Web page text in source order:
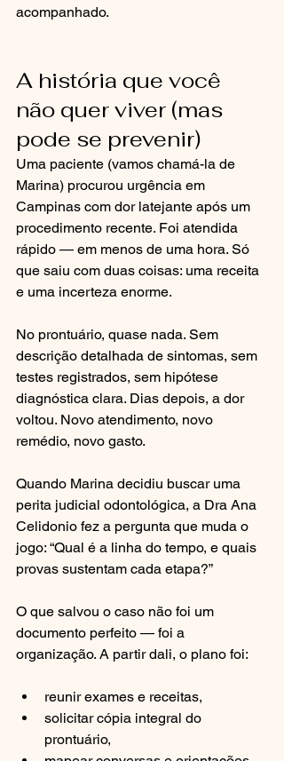
acompanhado.
A história que você
não quer viver (mas
pode se prevenir)
Uma paciente (vamos chamá-la de
Marina) procurou urgência em
Campinas com dor latejante após um
procedimento recente. Foi atendida
rápido — em menos de uma hora. Só
que saiu com duas coisas: uma receita
e uma incerteza enorme.
No prontuário, quase nada. Sem
descrição detalhada de sintomas, sem
testes registrados, sem hipótese
diagnóstica clara. Dias depois, a dor
voltou. Novo atendimento, novo
remédio, novo gasto.
Quando Marina decidiu buscar uma
perita judicial odontológica, a Dra Ana
Celidonio fez a pergunta que muda o
jogo: “Qual é a linha do tempo, e quais
provas sustentam cada etapa?”
O que salvou o caso não foi um
documento perfeito — foi a
organização. A partir dali, o plano foi:
reunir exames e receitas,
solicitar cópia integral do
prontuário,